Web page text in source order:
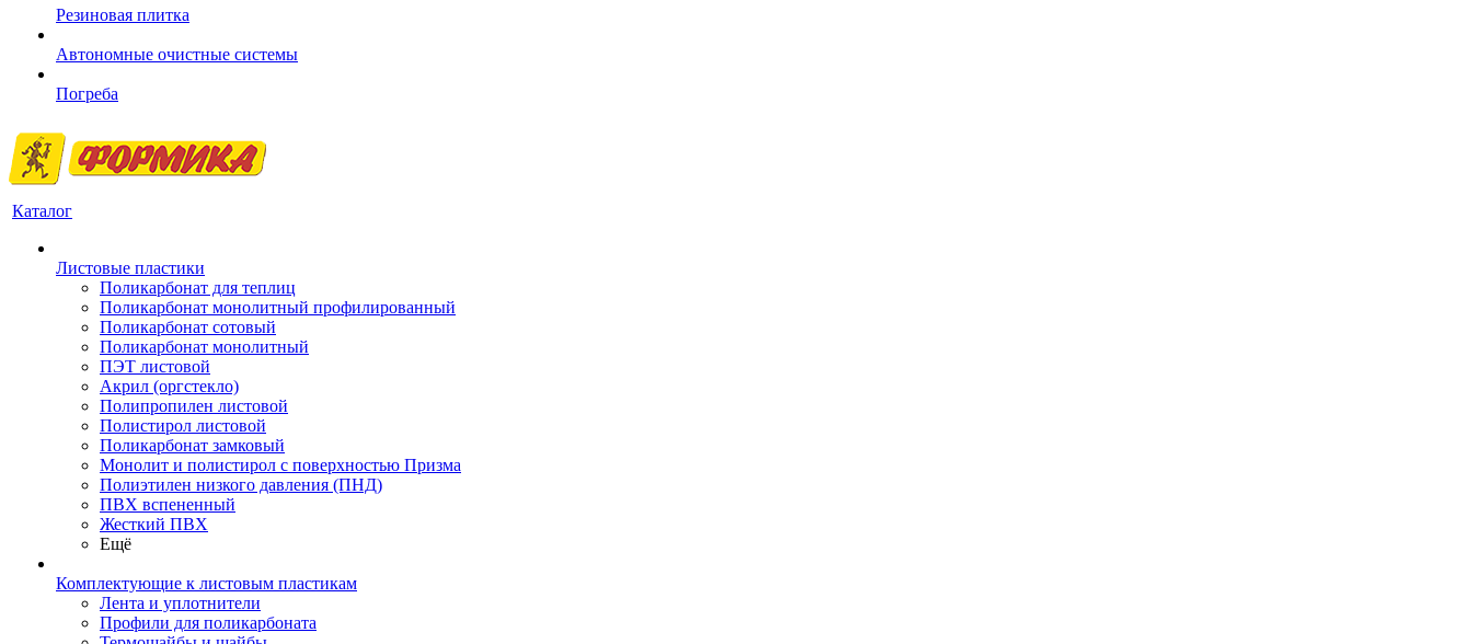
Резиновая плитка
Автономные очистные системы
Погреба
Каталог
Листовые пластики
Поликарбонат для теплиц
Поликарбонат монолитный профилированный
Поликарбонат сотовый
Поликарбонат монолитный
ПЭТ листовой
Акрил (оргстекло)
Полипропилен листовой
Полистирол листовой
Поликарбонат замковый
Монолит и полистирол с поверхностью Призма
Полиэтилен низкого давления (ПНД)
ПВХ вспененный
Жесткий ПВХ
Ещё
Комплектующие к листовым пластикам
Лента и уплотнители
Профили для поликарбоната